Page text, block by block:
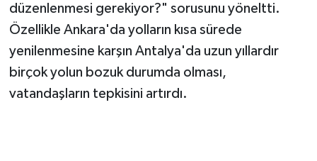
düzenlenmesi gerekiyor?" sorusunu yöneltti.
Özellikle Ankara'da yolların kısa sürede
yenilenmesine karşın Antalya'da uzun yıllardır
birçok yolun bozuk durumda olması,
vatandaşların tepkisini artırdı.